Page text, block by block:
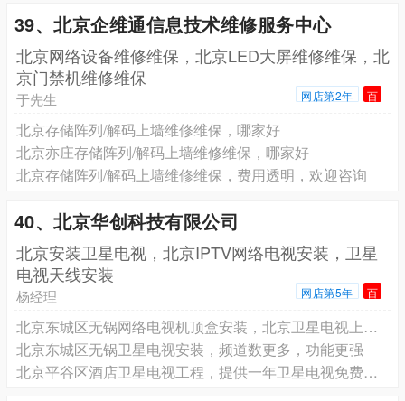
39、北京企维通信息技术维修服务中心
北京网络设备维修维保，北京LED大屏维修维保，北
京门禁机维修维保
于先生 网店第2年 百
北京存储阵列/解码上墙维修维保，哪家好
北京亦庄存储阵列/解码上墙维修维保，哪家好
北京存储阵列/解码上墙维修维保，费用透明，欢迎咨询
40、北京华创科技有限公司
北京安装卫星电视，北京IPTV网络电视安装，卫星
电视天线安装
杨经理 网店第5年 百
北京东城区无锅网络电视机顶盒安装，北京卫星电视上门安装维护
北京东城区无锅卫星电视安装，频道数更多，功能更强
北京平谷区酒店卫星电视工程，提供一年卫星电视免费维修